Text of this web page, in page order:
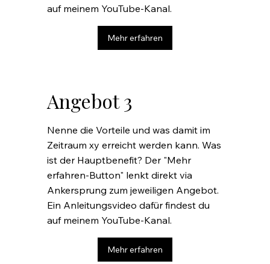
auf meinem YouTube-Kanal.
Mehr erfahren
Angebot 3
Nenne die Vorteile und was damit im
Zeitraum xy erreicht werden kann. Was
ist der Hauptbenefit? Der "Mehr
erfahren-Button" lenkt direkt via
Ankersprung zum jeweiligen Angebot.
Ein Anleitungsvideo dafür findest du
auf meinem YouTube-Kanal.
Mehr erfahren